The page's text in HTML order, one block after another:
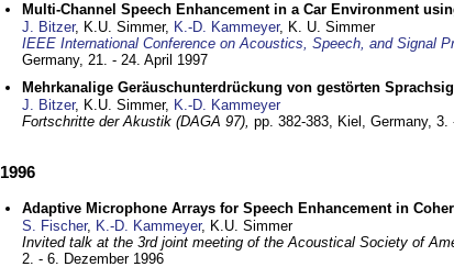
Multi-Channel Speech Enhancement in a Car Environment
J. Bitzer, K.U. Simmer, K.-D. Kammeyer, K. U. Simmer
IEEE International Conference on Acoustics, Speech, and Signal
Germany, 21. - 24. April 1997
Mehrkanalige Geräuschunterdrückung von gestörten
J. Bitzer, K.U. Simmer, K.-D. Kammeyer
Fortschritte der Akustik (DAGA 97), pp. 382-383, Kiel, Germany, 3.
1996
Adaptive Microphone Arrays for Speech Enhancement in
S. Fischer, K.-D. Kammeyer, K.U. Simmer
Invited talk at the 3rd joint meeting of the Acoustical Society of
2. - 6. Dezember 1996